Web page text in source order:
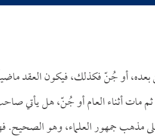
بعده، أو جُنّ فكذلك، فيكون العقد
ثم مات أثناء العام أو جُنّ، هل يأتي
مذهب جمهور العلماء، وهو الصحيح.